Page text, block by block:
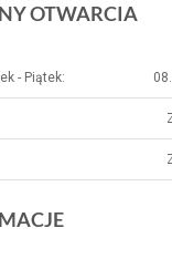
OTWARCIA
- Piątek: